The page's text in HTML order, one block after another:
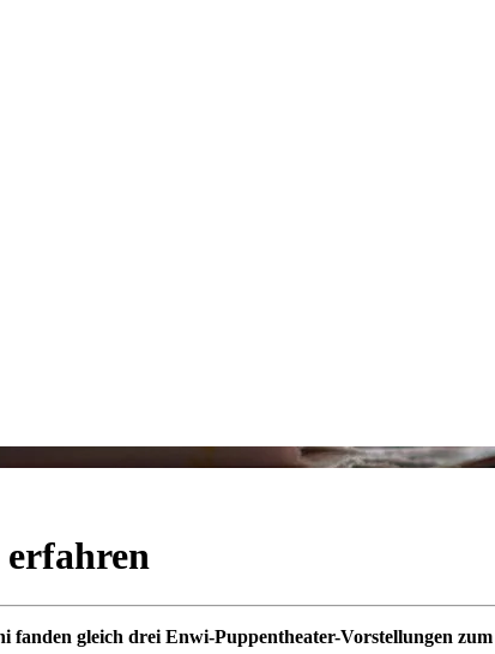
erfahren
fanden gleich drei Enwi-Puppentheater-Vorstellungen